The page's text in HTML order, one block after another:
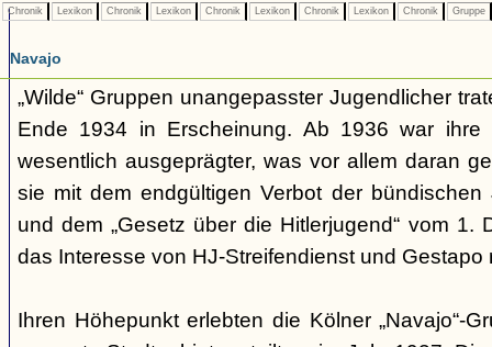
Chronik Lexikon Chronik Lexikon Chronik Lexikon Chronik Lexikon Chronik Gruppe
Navajo
„Wilde“ Gruppen unangepasster Jugendlicher
Ende 1934 in Erscheinung. Ab 1936 war ihre
wesentlich ausgeprägter, was vor allem daran
sie mit dem endgültigen Verbot der
und dem „Gesetz über die Hitlerjugend“ vom 1.
das Interesse von HJ-Streifendienst und Gestapo
Ihren Höhepunkt erlebten die Kölner „Navajo“-